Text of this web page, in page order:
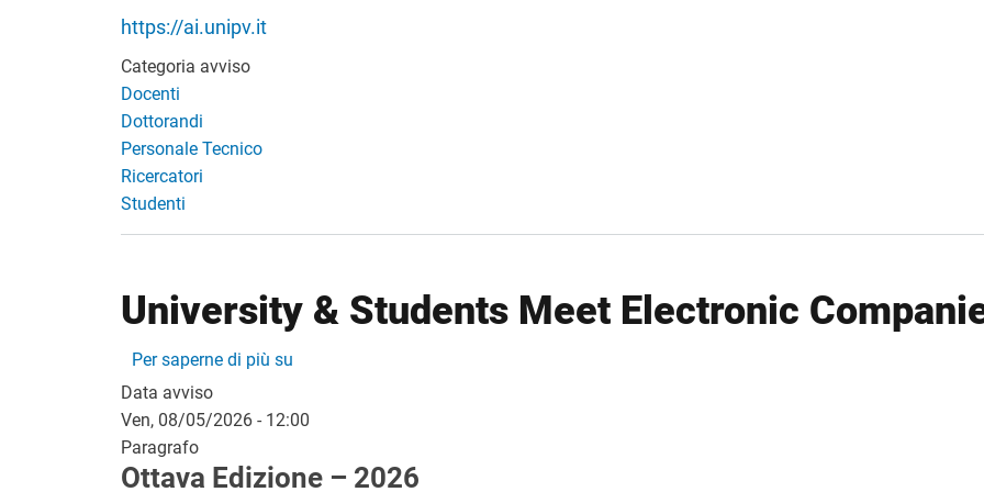
https://ai.unipv.it
Categoria avviso
Docenti
Dottorandi
Personale Tecnico
Ricercatori
Studenti
University & Students Meet Electronic
Per saperne di più suUniversity & Students Meet Electronic Companies
Data avviso
Ven, 08/05/2026 - 12:00
Paragrafo
Ottava Edizione – 2026